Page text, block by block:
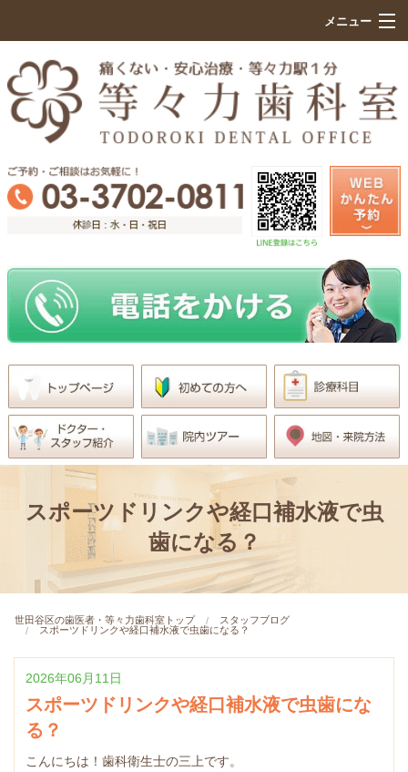
メニュー
HOME
初めての方へ
院内設備紹介
痛くない治療のこだわり
医院案内
求人情報
スポーツドリンクや経口補水液で虫
歯になる？
世田谷区の歯医者・等々力歯科室トップ
スタッフブログ
スポーツドリンクや経口補水液で虫歯になる？
2026年06月11日
スポーツドリンクや経口補水液で虫歯にな
る？
こんにちは！歯科衛生士の三上です。